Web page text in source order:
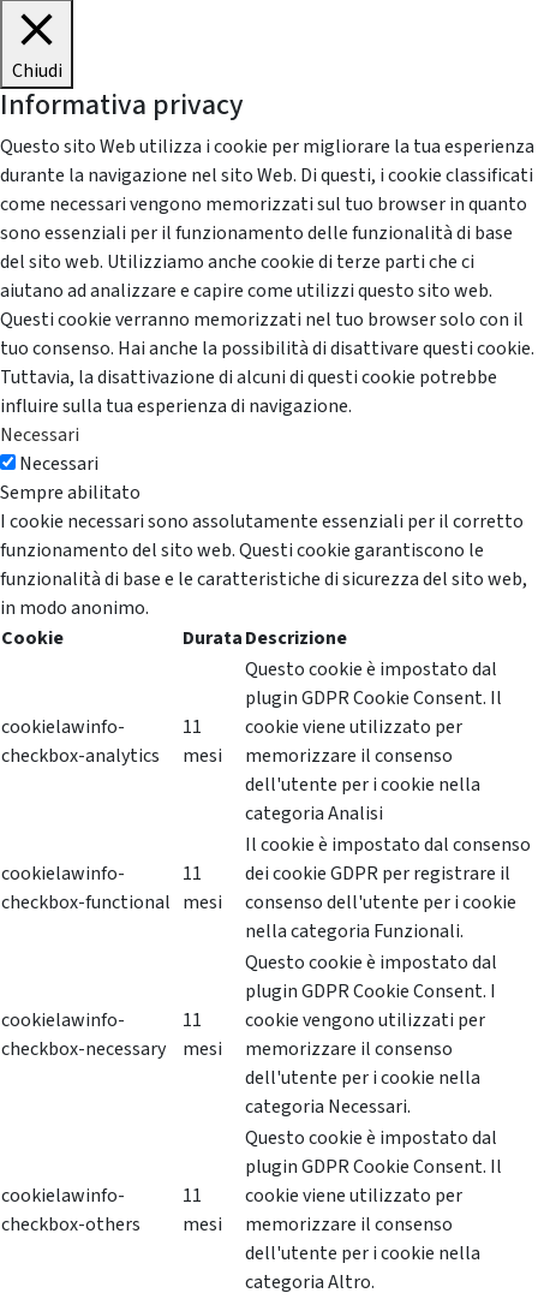
Chiudi
Informativa privacy
Questo sito Web utilizza i cookie per migliorare la tua esperienza
durante la navigazione nel sito Web. Di questi, i cookie classificati
come necessari vengono memorizzati sul tuo browser in quanto
sono essenziali per il funzionamento delle funzionalità di base
del sito web. Utilizziamo anche cookie di terze parti che ci
aiutano ad analizzare e capire come utilizzi questo sito web.
Questi cookie verranno memorizzati nel tuo browser solo con il
tuo consenso. Hai anche la possibilità di disattivare questi cookie.
Tuttavia, la disattivazione di alcuni di questi cookie potrebbe
influire sulla tua esperienza di navigazione.
Necessari
Necessari
Sempre abilitato
I cookie necessari sono assolutamente essenziali per il corretto
funzionamento del sito web. Questi cookie garantiscono le
funzionalità di base e le caratteristiche di sicurezza del sito web,
in modo anonimo.
Cookie
DurataDescrizione
cookielawinfo-
checkbox-analytics
11
mesi
Questo cookie è impostato dal
plugin GDPR Cookie Consent. Il
cookie viene utilizzato per
memorizzare il consenso
dell'utente per i cookie nella
categoria Analisi
cookielawinfo-
checkbox-functional
11
mesi
Il cookie è impostato dal consenso
dei cookie GDPR per registrare il
consenso dell'utente per i cookie
nella categoria Funzionali.
cookielawinfo-
checkbox-necessary
11
mesi
Questo cookie è impostato dal
plugin GDPR Cookie Consent. I
cookie vengono utilizzati per
memorizzare il consenso
dell'utente per i cookie nella
categoria Necessari.
cookielawinfo-
checkbox-others
11
mesi
Questo cookie è impostato dal
plugin GDPR Cookie Consent. Il
cookie viene utilizzato per
memorizzare il consenso
dell'utente per i cookie nella
categoria Altro.